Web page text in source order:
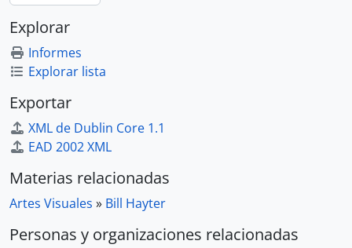
Explorar
Informes
Explorar lista
Exportar
XML de Dublin Core 1.1
EAD 2002 XML
Materias relacionadas
Artes Visuales » Bill Hayter
Personas y organizaciones relacionadas